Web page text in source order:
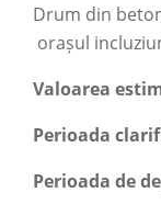
Drum din
orașul
Valoarea
Perioada
Perioada de